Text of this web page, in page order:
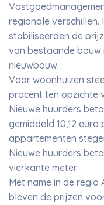
regionale verschillen.
stabiliseerden de
van bestaande bouw
nieuwbouw.
Voor woonhuizen
procent ten opzichte
Nieuwe huurders
gemiddeld 10,12 euro
appartementen
Nieuwe huurders
vierkante meter.
Met name in de regio
bleven de prijzen